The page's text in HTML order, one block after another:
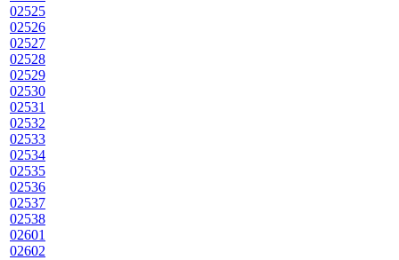
02525
02526
02527
02528
02529
02530
02531
02532
02533
02534
02535
02536
02537
02538
02601
02602